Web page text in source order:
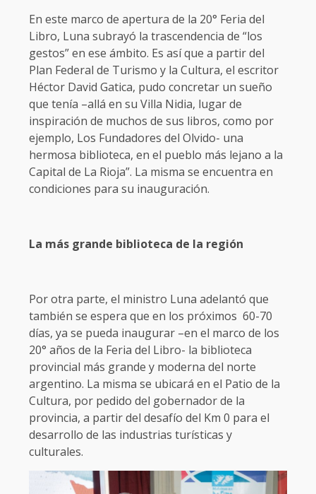
En este marco de apertura de la 20° Feria del
Libro, Luna subrayó la trascendencia de “los
gestos” en ese ámbito. Es así que a partir del
Plan Federal de Turismo y la Cultura, el escritor
Héctor David Gatica, pudo concretar un sueño
que tenía –allá en su Villa Nidia, lugar de
inspiración de muchos de sus libros, como por
ejemplo, Los Fundadores del Olvido- una
hermosa biblioteca, en el pueblo más lejano a la
Capital de La Rioja”. La misma se encuentra en
condiciones para su inauguración.
La más grande biblioteca de la región
Por otra parte, el ministro Luna adelantó que
también se espera que en los próximos 60-70
días, ya se pueda inaugurar –en el marco de los
20° años de la Feria del Libro- la biblioteca
provincial más grande y moderna del norte
argentino. La misma se ubicará en el Patio de la
Cultura, por pedido del gobernador de la
provincia, a partir del desafío del Km 0 para el
desarrollo de las industrias turísticas y
culturales.